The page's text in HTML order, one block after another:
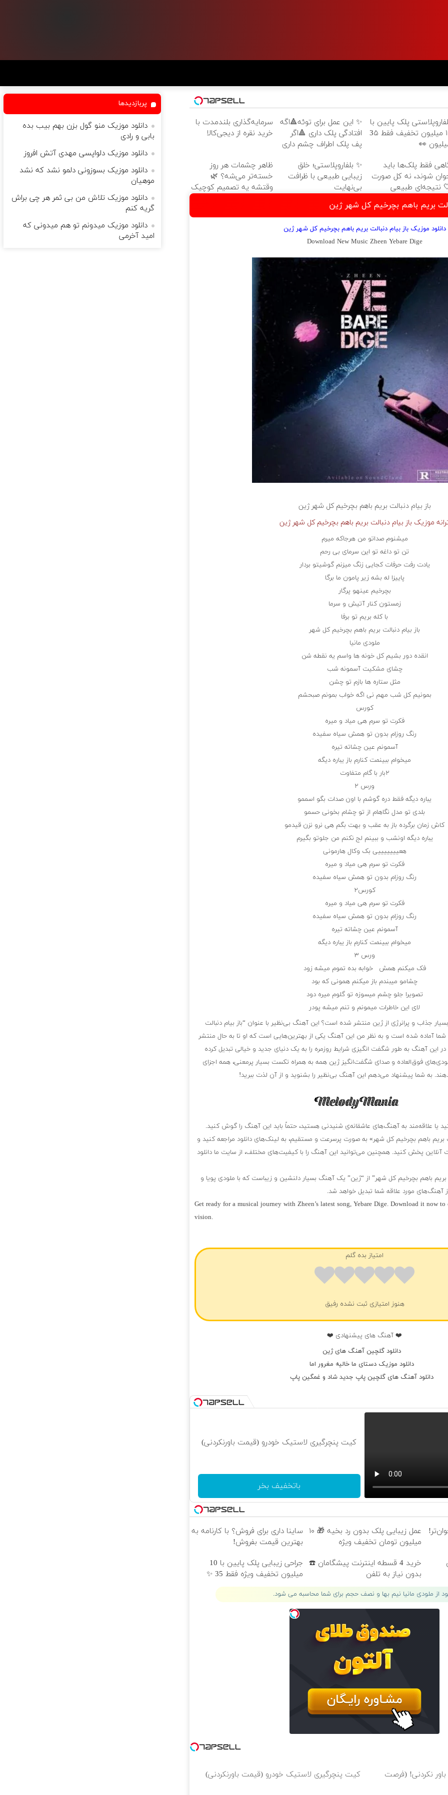
پلک پایین با
۱۰ میلیون تخفیف فقط 3۵
👀
✨ این عمل برای توئه🔺اگه
افتادگی پلک داری 🔺اگر
پف پلک اطراف چشم داری
سرمایه‌گذاری بلندمدت با
خرید نقره از دیجی‌کالا
فقط پلک‌ها باید
شوند، نه کل صورت
نتیجه‌ای طبیعی
✨ بلفاروپلاستی؛ خلق
زیبایی طبیعی با ظرافت
بی‌نهایت
ظاهر چشمات هر روز
خسته‌تر می‌شه؟ 🌿
وقتشه یه تصمیم کوچیک
بریم باهم بچرخیم کل شهر ژین
دانلود موزیک باز بیام دنبالت بریم باهم بچرخیم کل شهر ژین
Download New Music Zheen Yebare Dige
باز بیام دنبالت بریم باهم بچرخیم کل شهرژین
موزیک باز بیام دنبالت بریم باهم بچرخیم کل شهر ژین
میشنوم صداتو من هرجاکه میرم
تن تو داغه تو این سرمای بی رحم
یادت رفت حرفات کجایی زنگ میزنم گوشیتو بردار
پاییزا له بشه زیر پامون ما برگا
بچرخیم عینهو پرگار
زمستون کنار آتیش و سرما
با کله بریم تو برفا
باز بیام دنبالت بریم باهم بچرخیم کل شهر
ملودی مانیا
انقده دور بشیم کل خونه ها واسم یه نقطه شن
چشای مشکیت آسمونه شب
مثل ستاره ها بازم تو چشن
بمونیم کل شب مهم نی اگه خواب بمونم صبحشم
کورس
فکرت تو سرم هی میاد و میره
رنگ روزام بدون تو همش سیاه سفیده
آسمونم عین چشاته تیره
میخوام ببینمت کنارم باز یباره دیگه
۲بار با گام متفاوت
ورس ۲
یباره دیگه فقط دره گوشم با اون صدات بگو اسممو
بلدی تو مدل نگاهام از تو چشام بخونی حسمو
کاش زمان برگرده باز به عقب و بهت بگم هی نرو نزن قیدمو
یباره دیگه اونشب و ببینم لج نکنم من جلوتو بگیرم
هعیییییییی بک وکال هارمونی
فکرت تو سرم هی میاد و میره
رنگ روزام بدون تو همش سیاه سفیده
کورس۲
فکرت تو سرم هی میاد و میره
رنگ روزام بدون تو همش سیاه سفیده
آسمونم عین چشاته تیره
میخوام ببینمت کنارم باز یباره دیگه
ورس ۳
فک میکنم همش خوابه بده تموم میشه زود
چشامو میبندم باز میکنم همونی که بود
تصویرا جلو چشم میسوزه تو گلوم میره دود
لای این خاطرات میمونم و تنم میشه پودر
جذاب و پرانرژی از ژین منتشر شده است؟ این آهنگ بی‌نظیر با عنوان “باز بیام دنبالت
شما آماده شده است و به نظر من این آهنگ یکی از بهترین‌هایی است که او تا به حال منتشر
این آهنگ به طور شگفت انگیزی شرایط روزمره را به یک دنیای جدید و خیالی تبدیل کرده
فوق‌العاده و صدای شگفت‌انگیز ژین همه به همراه تکست بسیار پرمعنی، همه اجزای
به شما پیشنهاد می‌دهم این آهنگ بی‌نظیر را بشنوید و از آن لذت ببرید!
یا علاقه‌مند به آهنگ‌های عاشقانه‌ی شنیدنی هستید، حتماً باید این آهنگ را گوش کنید.
بریم باهم بچرخیم کل شهر» به صورت پرسرعت و مستقیم، به لینک‌های دانلود مراجعه کنید و
آنلاین پخش کنید. همچنین می‌توانید این آهنگ را با کیفیت‌های مختلف، از سایت ما دانلود
بریم باهم بچرخیم کل شهر” از “ژین” یک آهنگ بسیار دلنشین و زیباست که با ملودی پویا و
آهنگ‌های مورد علاقه شما تبدیل خواهد شد.
Get ready for a musical journey with Zheen’s latest song, Yebare Dige. Download it now
vision.
امتیاز بده گلم
هنوز امتیازی ثبت نشده رفیق
❤️ آهنگ های پیشنهادی ❤️
دانلود گلچین آهنگ های ژین
دانلود موزیک دستای ما خالیه مغرور اما
دانلود آهنگ های گلچین پاپ جدید شاد و غمگین پاپ
کیت پنچرگیری لاستیک خودرو (قیمت باورنکردنی)
باتخفیف بخر
عمل زیبایی پلک بدون رد بخیه 🎁 ۱۰
میلیون تومان تخفیف ویژه
ساینا داری برای فروش؟ با کارنامه به
بهترین قیمت بفروش!
خرید 4 قسطه اینترنت پیشگامان ☎️
بدون نیاز به تلفن
جراحی زیبایی پلک پایین با 10
میلیون تخفیف ویژه فقط 35 ✨
از ملودی مانیا نیم بها و نصف حجم برای شما محاسبه می شود.
نکردنی! (فرصت کیت پنچرگیری لاستیک خودرو (قیمت باورنکردنی)
پربازدیدها
دانلود موزیک منو گول بزن بهم بیب بده
بابی و رادی
دانلود موزیک دلواپسی مهدی آتش افروز
دانلود موزیک بسوزونی دلمو نشد که نشد
موهیان
دانلود موزیک تلاش من بی ثمر هر چی براش
گریه کنم
دانلود موزیک میدونم تو هم میدونی که
امید آخرمی